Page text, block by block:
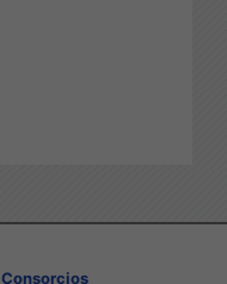
Consorcios